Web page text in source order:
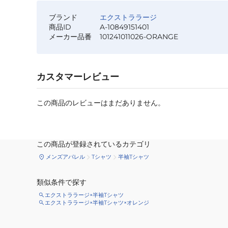
ブランド
エクストララージ
商品ID
A-10849151401
メーカー品番
101241011026-ORANGE
カスタマーレビュー
この商品のレビューはまだありません。
この商品が登録されているカテゴリ
メンズアパレル Tシャツ 半袖Tシャツ
類似条件で探す
エクストララージ×半袖Tシャツ
エクストララージ×半袖Tシャツ×オレンジ